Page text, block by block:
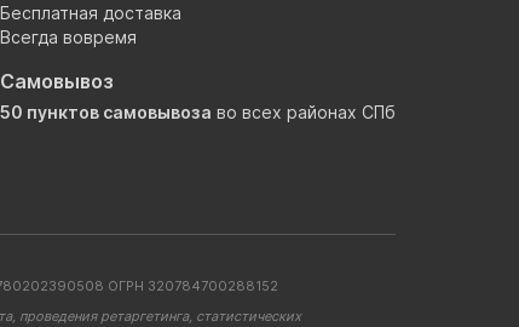
Бесплатная доставка
Всегда вовремя
Самовывоз
50 пунктов самовывоза во всех районах СПб
ОГРН 320784700288152
проведения ретаргетинга, статистических